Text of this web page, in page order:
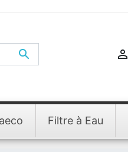
 
Filtre à Eau